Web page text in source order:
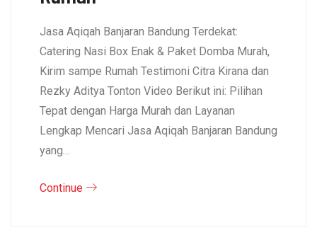
Jasa Aqiqah Banjaran Bandung Terdekat:
Catering Nasi Box Enak & Paket Domba Murah,
Kirim sampe Rumah Testimoni Citra Kirana dan
Rezky Aditya Tonton Video Berikut ini: Pilihan
Tepat dengan Harga Murah dan Layanan
Lengkap Mencari Jasa Aqiqah Banjaran Bandung
yang…
Continue